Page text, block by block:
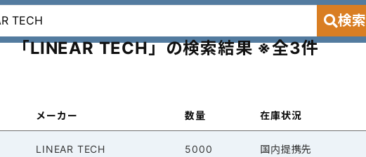
検索
「LINEAR TECH」の検索結果 ※全3件
メーカー 数量 在庫状況
LINEAR TECH 5000 国内提携先